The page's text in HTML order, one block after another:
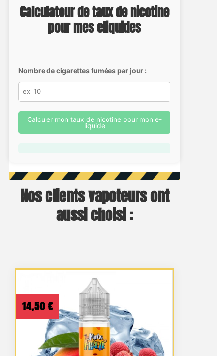
Calculateur de taux de nicotine
pour mes eliquides
Nombre de cigarettes fumées par jour :
Calculer mon taux de nicotine pour mon e-
liquide
Nos clients vapoteurs ont
aussi choisi :
14,50 €